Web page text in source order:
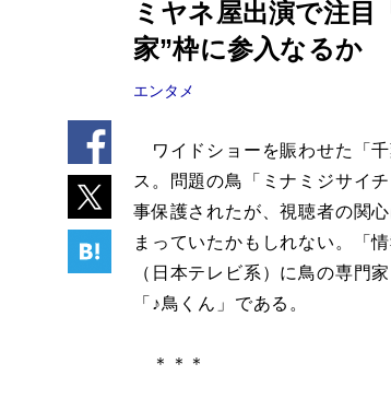
ミヤネ屋出演で注
家”枠に参入なるか
エンタメ
ワイドショーを賑わせた「
ス。問題の鳥「ミナミジサイ
事保護されたが、視聴者の関
まっていたかもしれない。「
（日本テレビ系）に鳥の専門
「♪鳥くん」である。
＊＊＊